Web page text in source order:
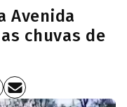
Avenida
chuvas de